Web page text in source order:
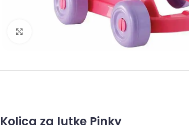
Kolica za lutke Pinky